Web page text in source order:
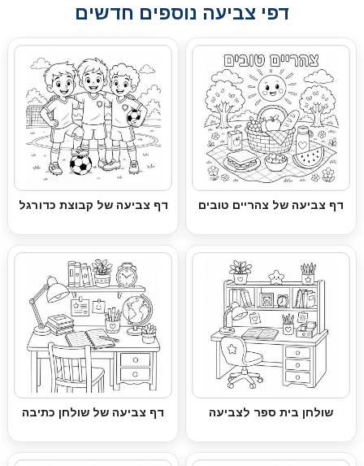
דפי צביעה נוספים חדשים
דף צביעה של צהריים טובים דף צביעה של קבוצת כדורגל
שולחן בית ספר לצביעה דף צביעה של שולחן כתיבה